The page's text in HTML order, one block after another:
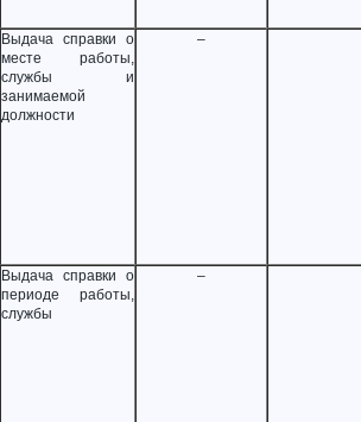
Выдача справки о
месте работы,
службы и
занимаемой
должности
–
Выдача справки о
периоде работы,
службы
–